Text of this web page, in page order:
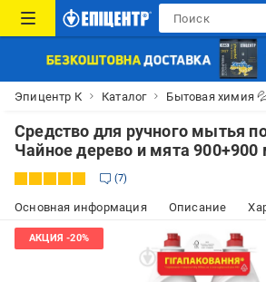
Эпицентр К Каталог Бытовая химия
Средство для ручного мытья
Чайное дерево и мята 900+900
7
Основная информация Описание